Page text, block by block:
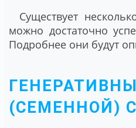
Существует
можно достаточно
Подробнее они будут
(СЕМЕННОЙ)